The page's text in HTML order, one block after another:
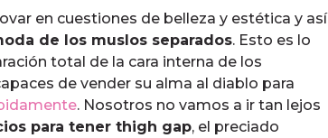
en cuestiones de belleza y estética y así
de los muslos separados. Esto es lo
total de la cara interna de los
de vender su alma al diablo para
. Nosotros no vamos a ir tan lejos
para tener thigh gap, el preciado